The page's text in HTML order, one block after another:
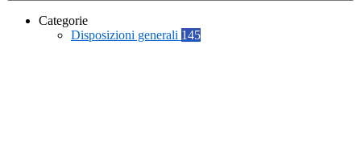
Categorie
Disposizioni generali 145